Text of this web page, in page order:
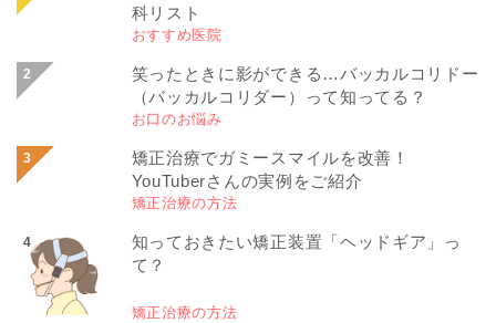
科リスト
おすすめ医院
笑ったときに影ができる…バッカルコリドー
（バッカルコリダー）って知ってる？
お口のお悩み
矯正治療でガミースマイルを改善！
YouTuberさんの実例をご紹介
矯正治療の方法
知っておきたい矯正装置「ヘッドギア」っ
て？
矯正治療の方法